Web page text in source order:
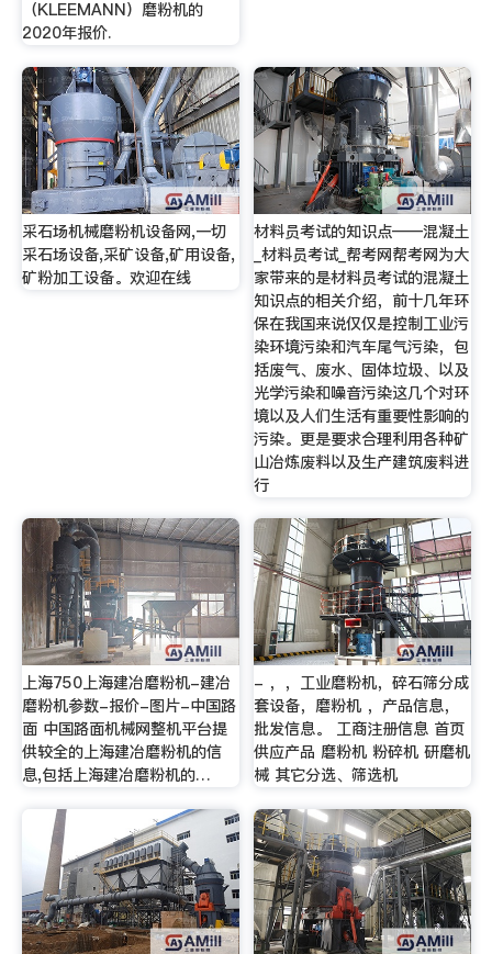
（KLEEMANN）磨粉机的
2020年报价.
采石场机械磨粉机设备网,一切
采石场设备,采矿设备,矿用设备,
矿粉加工设备。欢迎在线
材料员考试的知识点——混凝土
_材料员考试_帮考网帮考网为大
家带来的是材料员考试的混凝土
知识点的相关介绍，前十几年环
保在我国来说仅仅是控制工业污
染环境污染和汽车尾气污染，包
括废气、废水、固体垃圾、以及
光学污染和噪音污染这几个对环
境以及人们生活有重要性影响的
污染。更是要求合理利用各种矿
山冶炼废料以及生产建筑废料进
行
上海750上海建冶磨粉机-建冶
磨粉机参数-报价-图片-中国路
面 中国路面机械网整机平台提
供较全的上海建冶磨粉机的信
息,包括上海建冶磨粉机的…
- ，，工业磨粉机，碎石筛分成
套设备，磨粉机 ，产品信息，
批发信息。 工商注册信息 首页
供应产品 磨粉机 粉碎机 研磨机
械 其它分选、筛选机